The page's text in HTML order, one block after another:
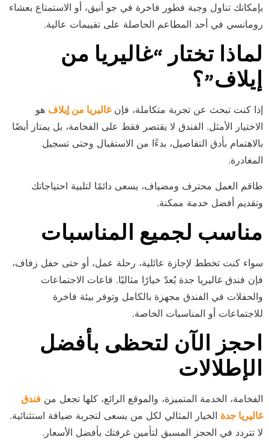
بإمكانك تناول وجبة فطور فاخرة في جو أنيق، أو الاستمتاع بعشاء
رومانسي في أحد المطاعم الحاصلة على تقييمات عالية.
لماذا تختار “غاليريا من
إيلاف”؟
إذا كنت تبحث عن تجربة متكاملة، فإنغاليريا من إيلاف هو
الاختيار الأمثل. الفندق لا يقتصر فقط على الفخامة، بل يمتاز أيضًا
بالاهتمام بأدق التفاصيل، بدءًا من الاستقبال وحتى تسجيل
المغادرة.
طاقم العمل محترف ومضياف، يسعى دائمًا لتلبية احتياجاتك
وتقديم أفضل خدمة ممكنة.
مناسب لجميع المناسبات
سواء كنت تخطط لإجازة عائلية، رحلة عمل، أو حتى حفل زفاف،
فإن فندق غاليريا جدة يُعدّ خيارًا مثاليًا. قاعات الاجتماعات
والحفلات في الفندق مجهزة بالكامل وتوفر بيئة فاخرة
للاجتماعات أو المناسبات الخاصة.
احجز الآن لتحظى بأفضل
الإطلالات
الفخامة، الخدمة المتميزة، والموقع الرائع، كلها تجعل من فندق
غاليريا جدة الخيار المثالي لكل من يسعى لتجربة ضيافة استثنائية.
لا تتردد في الحجز المسبق لتأمين غرفتك بأفضل الأسعار.